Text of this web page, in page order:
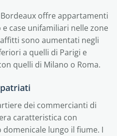
offre appartamenti
case unifamiliari nelle zone
sono aumentati negli
a quelli di Parigi e
quelli di Milano o Roma.
dei commercianti di
caratteristica con
lungo il fiume. I